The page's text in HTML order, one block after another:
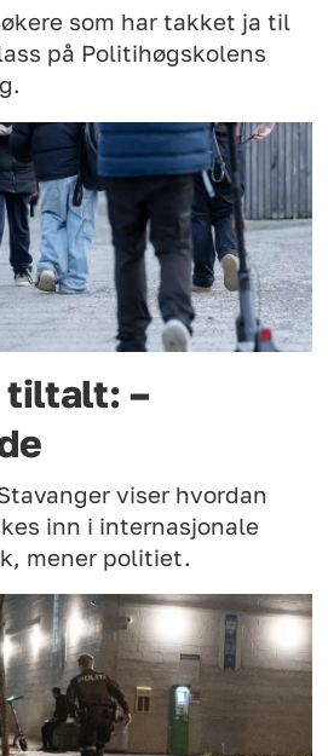
som har takket ja til
på Politihøgskolens
tiltalt: –
viser hvordan
inn i internasjonale
mener politiet.